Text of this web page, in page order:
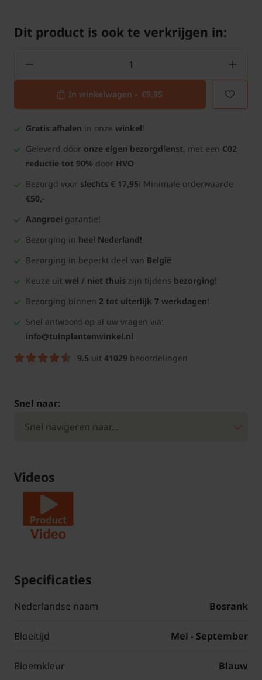
Dit product is ook te verkrijgen in:
In winkelwagen - €9,95
Gratis afhalen in onze winkel!
Geleverd door onze eigen bezorgdienst, met een C02
reductie tot 90% door HVO
Bezorgd voor slechts € 17,95! Minimale orderwaarde
€50,-
Aangroei garantie!
Bezorging in heel Nederland!
Bezorging in beperkt deel van België
Keuze uit wel / niet thuis zijn tijdens bezorging!
Bezorging binnen 2 tot uiterlijk 7 werkdagen!
Snel antwoord op al uw vragen via:
info@tuinplantenwinkel.nl
9.5 uit 41029 beoordelingen
Snel naar:
Videos
Specificaties
Nederlandse naam Bosrank
Bloeitijd Mei - September
Bloemkleur Blauw